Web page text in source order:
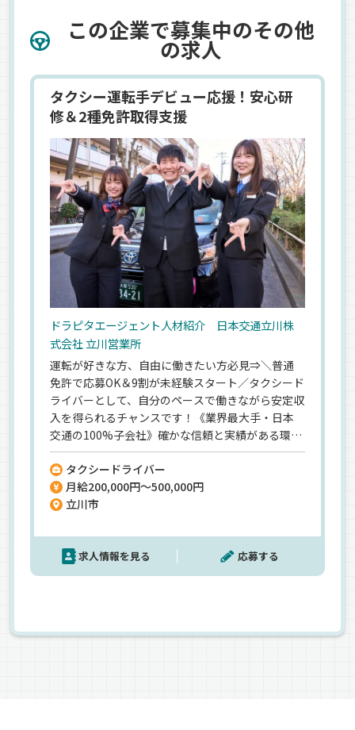
この企業で募集中のその他
の求人
タクシー運転手デビュー応援！安心研
修＆2種免許取得支援
ドラピタエージェント人材紹介 日本交通立川株
式会社 立川営業所
運転が好きな方、自由に働きたい方必見⇒＼普通
免許で応募OK＆9割が未経験スタート／タクシード
ライバーとして、自分のペースで働きながら安定収
入を得られるチャンスです！《業界最大手・日本
交通の100%子会社》確かな信頼と実績がある環境
で働けます。《未経験でも安心してスタート》充実
した研修制度を完備。ドライバーの9割が未経験か
らスタートし、無理のないペースで一人前のドラ
イバーに育て上げています♪《最新のIP無線配車シ
め、流し営業に頼らず安定した収入を確保！《自
分の時間を大切にしながら働ける自由さが魅力》
勤務時間も自由度が高く、朝型・夜型どちらのラ
タクシードライバー
月給200,000円～500,000円
立川市
求人情報を見る 応募する